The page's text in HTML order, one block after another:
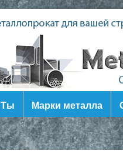
Марки металла